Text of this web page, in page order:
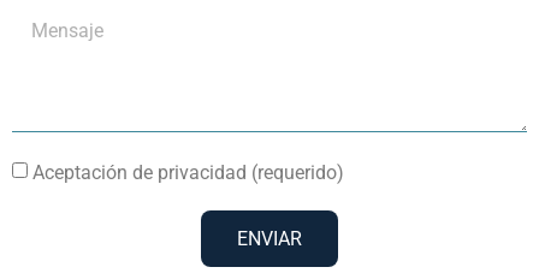
Aceptación de privacidad (requerido)
ENVIAR